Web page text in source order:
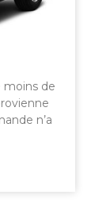
moins de
n’a